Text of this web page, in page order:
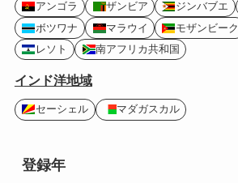
アンゴラ ザンビア ジンバブエ
ボツワナ
マラウイ モザンビーク
レソト
南アフリカ共和国
インド洋地域
セーシェル マダガスカル
登録年